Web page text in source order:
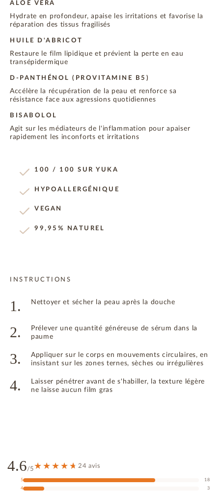
ALOE VERA
Hydrate en profondeur, apaise les irritations et favorise la
réparation des tissus fragilisés
HUILE D'ABRICOT
Restaure le film lipidique et prévient la perte en eau
transépidermique
D-PANTHÉNOL (PROVITAMINE B5)
Accélère la récupération de la peau et renforce sa
résistance face aux agressions quotidiennes
BISABOLOL
Agit sur les médiateurs de l'inflammation pour apaiser
rapidement les inconforts et irritations
100 / 100 SUR YUKA
HYPOALLERGÉNIQUE
VEGAN
99,95% NATUREL
INSTRUCTIONS
1. Nettoyer et sécher la peau après la douche
2.
Prélever une quantité généreuse de sérum dans la
paume
3.
Appliquer sur le corps en mouvements circulaires, en
insistant sur les zones ternes, sèches ou irrégulières
4.
Laisser pénétrer avant de s'habiller, la texture légère
ne laisse aucun film gras
4.6/5 24 avis
5
18
4
3